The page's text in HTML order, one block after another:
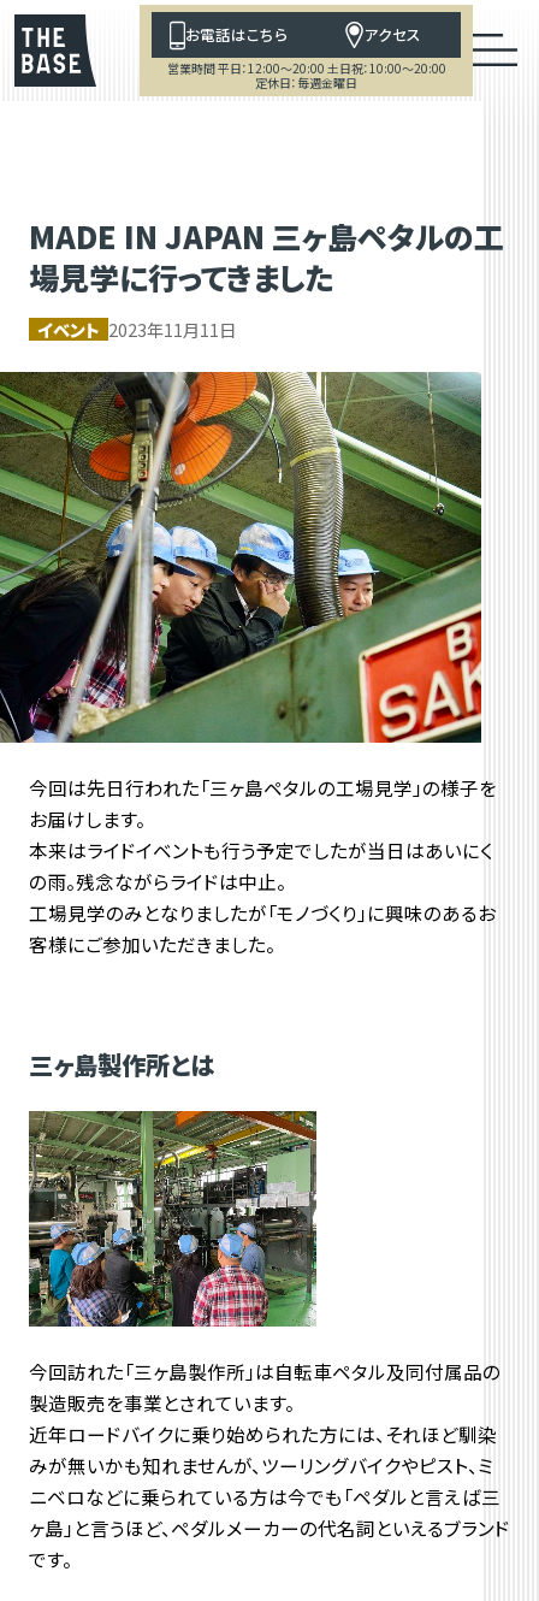
お電話はこちら アクセス
営業時間 平日：12:00～20:00 土日祝：10:00～20:00
定休日：毎週金曜日
MADE IN JAPAN 三ヶ島ペタルの工
場見学に行ってきました
イベント 2023年11月11日
今回は先日行われた「三ヶ島ペタルの工場見学」の様子を
お届けします。
本来はライドイベントも行う予定でしたが当日はあいにく
の雨。残念ながらライドは中止。
工場見学のみとなりましたが「モノづくり」に興味のあるお
客様にご参加いただきました。
三ヶ島製作所とは
今回訪れた「三ヶ島製作所」は自転車ペタル及同付属品の
製造販売を事業とされています。
近年ロードバイクに乗り始められた方には、それほど馴染
みが無いかも知れませんが、ツーリングバイクやピスト、ミ
ニベロなどに乗られている方は今でも「ペダルと言えば三
ヶ島」と言うほど、ペダルメーカーの代名詞といえるブランド
です。